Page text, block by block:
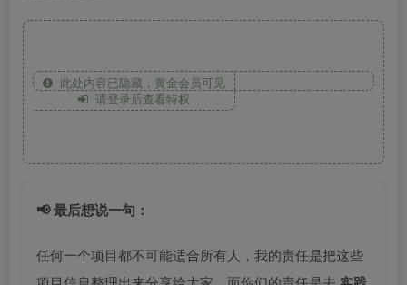
此处内容已隐藏，黄金会员可见
请登录后查看特权
📢 最后想说一句：
任何一个项目都不可能适合所有人，我的责任是把这些